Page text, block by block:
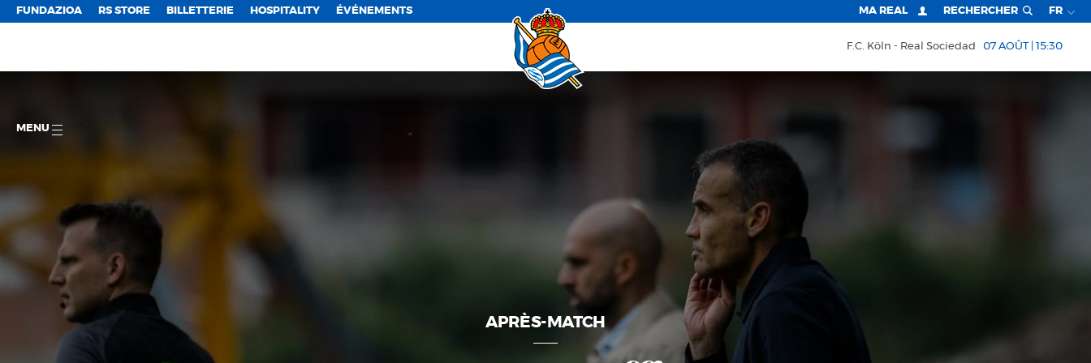
FUNDAZIOA RS STORE BILLETTERIE HOSPITALITY ÉVÉNEMENTS MA REAL RECHERCHER FR
F.C. Köln Real Sociedad 07 AOÛT | 15:30
MENU
APRÈS-MATCH